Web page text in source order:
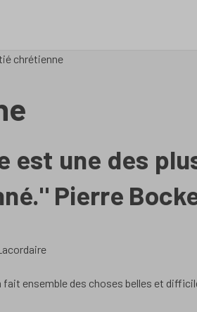
chrétienne
est une des
Pierre
fait ensemble des choses belles et